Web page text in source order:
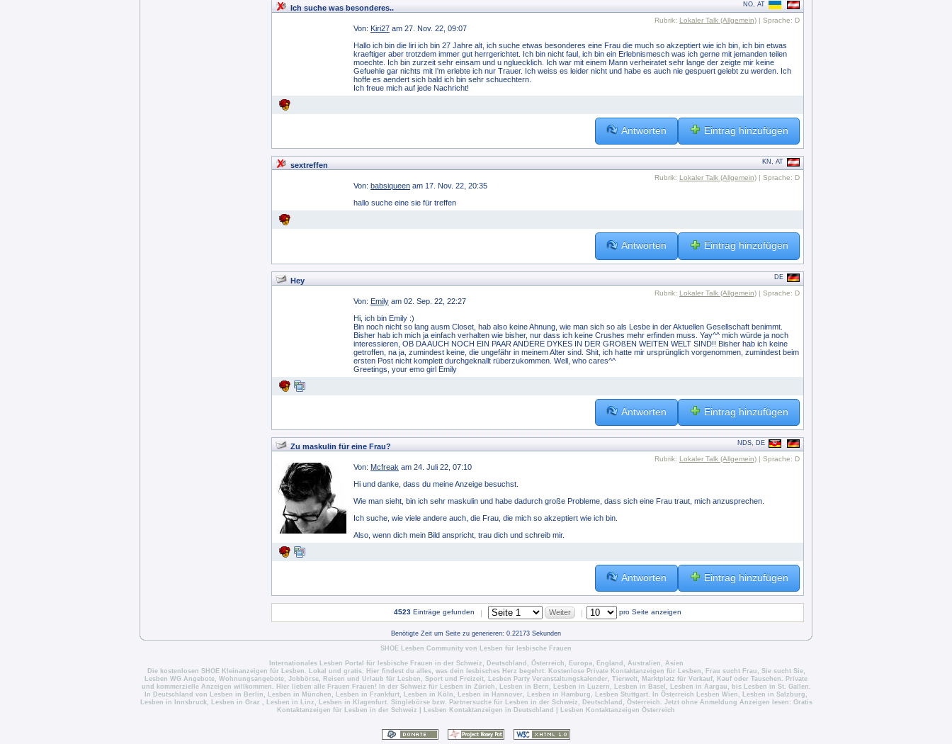
Ich suche was besonderes.. NO, AT
Rubrik: Lokaler Talk (Allgemein) | Sprache: D
Von: Kiri27 am 27. Nov. 22, 09:07
Hallo ich bin die liri ich bin 27 Jahre alt, ich suche etwas besonderes eine Frau die much so akzeptiert wie ich bin, ich bin etwas
kraeftiger aber trotzdem immer gut herrgerichtet. Ich bin nicht faul, ich bin ein Erlebnismesch was ich gerne mit jemanden teilen
moechte. Ich bin zurzeit sehr einsam und u ngluecklich. Ich war mit einem Mann verheiratet sehr lange der zeigte mir keine
Gefuehle gar nichts mit I'm erlebte ich nur Trauer. Ich weiss es leider nicht und habe es auch nie gespuert gelebt zu werden. Ich
hoffe es aendert sich bald ich bin sehr schuechtern.
Ich freue mich auf jede Nachricht!
Antworten Eintrag hinzufügen
sextreffen KN, AT
Rubrik: Lokaler Talk (Allgemein) | Sprache: D
Von: babsiqueen am 17. Nov. 22, 20:35
hallo suche eine sie für treffen
Antworten Eintrag hinzufügen
Hey DE
Rubrik: Lokaler Talk (Allgemein) | Sprache: D
Von: Emily am 02. Sep. 22, 22:27
Hi, ich bin Emily :)
Bin noch nicht so lang ausm Closet, hab also keine Ahnung, wie man sich so als Lesbe in der Aktuellen Gesellschaft benimmt.
Bisher hab ich mich ja einfach verhalten wie bisher, nur dass ich keine Crushes mehr erfinden muss. Yay^^ mich würde ja noch
interessieren, OB DA AUCH NOCH EIN PAAR ANDERE DYKES IN DER GROßEN WEITEN WELT SIND!! Bisher hab ich keine
getroffen, na ja, zumindest keine, die ungefähr in meinem Alter sind. Shit, ich hatte mir ursprünglich vorgenommen, zumindest beim
ersten Post nicht komplett durchgeknallt rüberzukommen. Well, who cares^^
Greetings, your emo girl Emily
Antworten Eintrag hinzufügen
Zu maskulin für eine Frau? NDS, DE
Rubrik: Lokaler Talk (Allgemein) | Sprache: D
Von: Mcfreak am 24. Juli 22, 07:10
Hi und danke, dass du meine Anzeige besuchst.
Wie man sieht, bin ich sehr maskulin und habe dadurch große Probleme, dass sich eine Frau traut, mich anzusprechen.
Ich suche, wie viele andere auch, die Frau, die mich so akzeptiert wie ich bin.
Also, wenn dich mein Bild anspricht, trau dich und schreib mir.
Antworten Eintrag hinzufügen
4523 Einträge gefunden | Weiter | pro Seite anzeigen
Benötigte Zeit um Seite zu generieren: 0.22173 Sekunden
SHOE Lesben Community von Lesben für lesbische Frauen
Internationales Lesben Portal für lesbische Frauen in der Schweiz, Deutschland , Österreich, Europa, England, Australien, Asien
Die kostenlosen SHOE Kleinanzeigen für Lesben. Lokal und gratis. Hier findest du alles, was dein lesbisches Herz begehrt: Kostenlose Private Kontaktanzeigen für Lesben, Frau sucht Frau, Sie sucht Sie,
Lesben WG Angebote, Wohnungsangebote, Jobbörse, Reisen und Urlaub für Lesben, Sport und Freizeit, Lesben Party Veranstaltungskalender, Tierwelt, Marktplatz für Verkauf, Kauf oder Tauschen. Private
und kommerzielle Anzeigen willkommen. Hier lieben alle Frauen Frauen! In der Schweiz für Lesben in Zürich, Lesben in Bern, Lesben in Luzern, Lesben in Basel , Lesben in Aargau, bis Lesben in St. Gallen.
In Deutschland von Lesben in Berlin, Lesben in München, Lesben in Frankfurt, Lesben in Köln, Lesben in Hannover, Lesben in Hamburg, Lesben Stuttgart. In Österreich Lesben Wien, Lesben in Salzburg,
Lesben in Innsbruck, Lesben in Graz , Lesben in Linz, Lesben in Klagenfurt. Singlebörse bzw. Partnersuche für Lesben in der Schweiz, Deutschland, Österreich. Jetzt ohne Anmeldung Anzeigen lesen: Gratis
Kontaktanzeigen für Lesben in der Schweiz
Lesben Kontaktanzeigen in Deutschland Lesben Kontaktanzeigen Österreich